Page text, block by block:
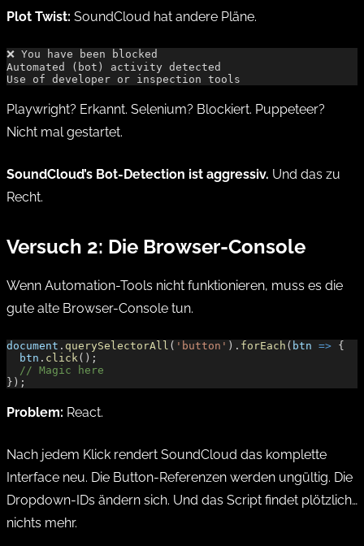
Plot Twist: SoundCloud hat andere Pläne.
❌ You have been blocked
Automated (bot) activity detected
Use of developer or inspection tools
Playwright? Erkannt. Selenium? Blockiert. Puppeteer?
Nicht mal gestartet.
SoundCloud’s Bot-Detection ist aggressiv. Und das zu
Recht.
Versuch 2: Die Browser-Console
Wenn Automation-Tools nicht funktionieren, muss es die
gute alte Browser-Console tun.
document . querySelectorAll ( 'button' ). forEach ( btn => {
  btn
. click ();
  // Magic here
});
Problem: React.
Nach jedem Klick rendert SoundCloud das komplette
Interface neu. Die Button-Referenzen werden ungültig. Die
Dropdown-IDs ändern sich. Und das Script findet plötzlich…
nichts mehr.